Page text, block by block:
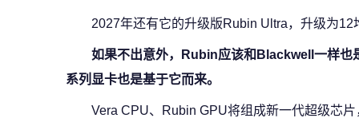
2027年还有它的升级版Rubin Ultra，升级为
如果不出意外，Rubin应该和Blackwell一样也
系列显卡也是基于它而来。
Vera CPU、Rubin GPU将组成新一代超级芯